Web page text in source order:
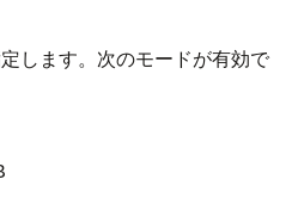
します。次のモードが有効で